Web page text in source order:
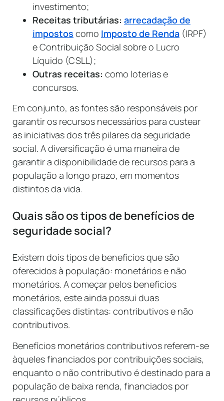
investimento;
Receitas tributárias: arrecadação de
impostos como Imposto de Renda (IRPF)
e Contribuição Social sobre o Lucro
Líquido (CSLL);
Outras receitas: como loterias e
concursos.
Em conjunto, as fontes são responsáveis por
garantir os recursos necessários para custear
as iniciativas dos três pilares da seguridade
social. A diversificação é uma maneira de
garantir a disponibilidade de recursos para a
população a longo prazo, em momentos
distintos da vida.
Quais são os tipos de benefícios de
seguridade social?
Existem dois tipos de benefícios que são
oferecidos à população: monetários e não
monetários. A começar pelos benefícios
monetários, este ainda possui duas
classificações distintas: contributivos e não
contributivos.
Benefícios monetários contributivos referem-se
àqueles financiados por contribuições sociais,
enquanto o não contributivo é destinado para a
população de baixa renda, financiados por